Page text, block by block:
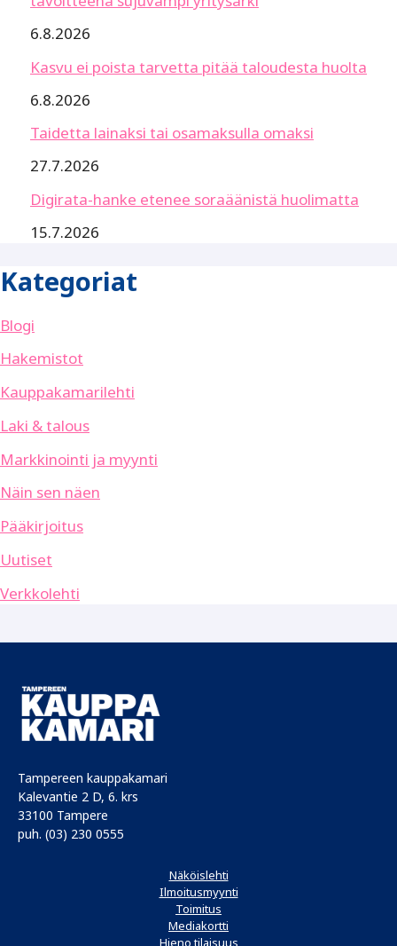
6.8.2026
Kasvu ei poista tarvetta pitää taloudesta huolta
6.8.2026
Taidetta lainaksi tai osamaksulla omaksi
27.7.2026
Digirata-hanke etenee soraäänistä huolimatta
15.7.2026
Kategoriat
Blogi
Hakemistot
Kauppakamarilehti
Laki & talous
Markkinointi ja myynti
Näin sen näen
Pääkirjoitus
Uutiset
Verkkolehti
Tampereen kauppakamari
Kalevantie 2 D, 6. krs
33100 Tampere
puh. (03) 230 0555
Näköislehti
Ilmoitusmyynti
Toimitus
Mediakortti
Hieno tilaisuus